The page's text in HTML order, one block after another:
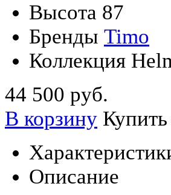
Высота 87
Бренды Timo
Коллекция
44 500 руб.
В корзину
Описание